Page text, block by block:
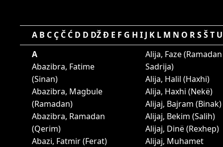
A B C Ç Č Ć D D DŽĐ E F G H I J K L M N O RSŠT U
A
Abazibra, Fatime
(Sinan)
Abazibra, Magbule
(Ramadan)
Abazibra, Ramadan
(Qerim)
Abazi, Fatmir (Ferat)
Alija, Faze (Ramadan
Sadrija)
Alija, Halil (Haxhi)
Alija, Haxhi (Nekë)
Alijaj, Bajram (Binak)
Alijaj, Bekim (Salih)
Alijaj, Dinë (Rexhep)
Alijaj, Muhamet